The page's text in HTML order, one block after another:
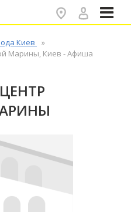
Киев
Марины, Киев - Афиша